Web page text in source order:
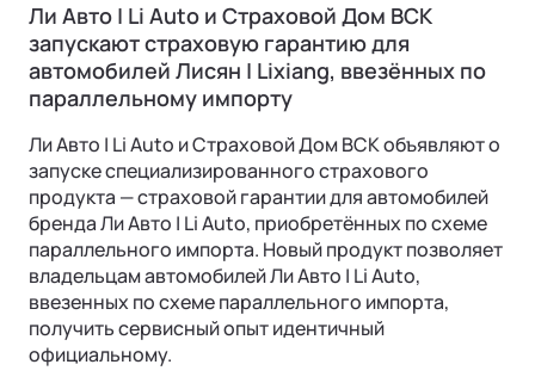
Ли Авто | Li Auto и Страховой Дом ВСК
запускают страховую гарантию для
автомобилей Лисян | Lixiang, ввезённых по
параллельному импорту
Ли Авто | Li Auto и Страховой Дом ВСК объявляют о
запуске специализированного страхового
продукта — страховой гарантии для автомобилей
бренда Ли Авто | Li Auto, приобретённых по схеме
параллельного импорта. Новый продукт позволяет
владельцам автомобилей Ли Авто | Li Auto,
ввезенных по схеме параллельного импорта,
получить сервисный опыт идентичный
официальному.